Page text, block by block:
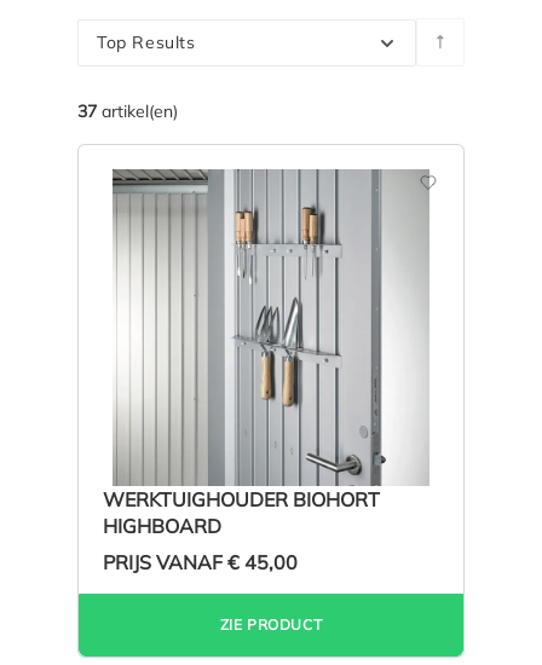
Top Results
37 artikel(en)
WERKTUIGHOUDER BIOHORT
HIGHBOARD
PRIJS VANAF € 45,00
ZIE PRODUCT